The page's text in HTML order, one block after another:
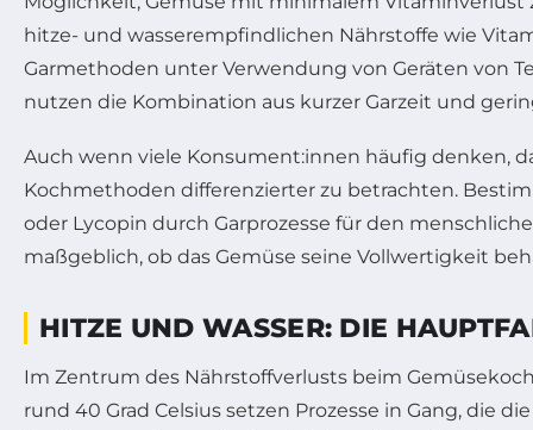
hitze- und wasserempfindlichen Nährstoffe wie
Garmethoden unter Verwendung von Geräten von
nutzen die Kombination aus kurzer Garzeit und
Auch wenn viele Konsument:innen häufig denken,
Kochmethoden differenzierter zu betrachten.
oder Lycopin durch Garprozesse für den
maßgeblich, ob das Gemüse seine Vollwertigkeit
HITZE UND WASSER: DIE
Im Zentrum des Nährstoffverlusts beim
rund 40 Grad Celsius setzen Prozesse in Gang, die